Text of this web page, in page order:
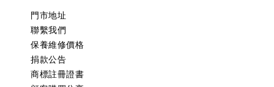
門市地址
聯繫我們
保養維修價格
捐款公告
商標註冊證書